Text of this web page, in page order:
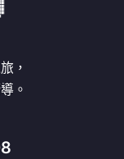
，
。